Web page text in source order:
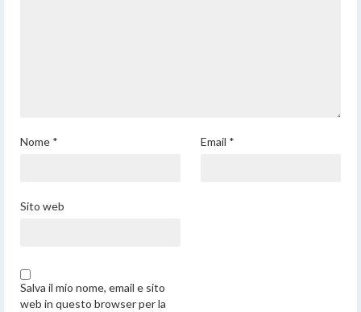
Nome * Email *
Sito web
Salva il mio nome, email e sito
web in questo browser per la